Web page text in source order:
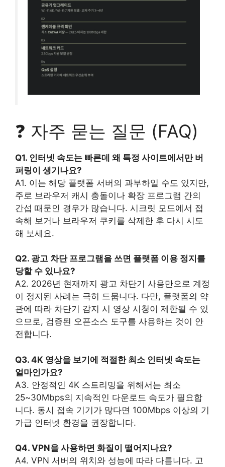
❓ 자주 묻는 질문 (FAQ)
Q1. 인터넷 속도는 빠른데 왜 특정 사이트에서만 버
퍼링이 생기나요?
A1. 이는 해당 플랫폼 서버의 과부하일 수도 있지만,
주로 브라우저 캐시 충돌이나 확장 프로그램 간의
간섭 때문인 경우가 많습니다. 시크릿 모드에서 접
속해 보거나 브라우저 쿠키를 삭제한 후 다시 시도
해 보세요.
Q2. 광고 차단 프로그램을 쓰면 플랫폼 이용 정지를
당할 수 있나요?
A2. 2026년 현재까지 광고 차단기 사용만으로 계정
이 정지된 사례는 극히 드뭅니다. 다만, 플랫폼의 약
관에 따라 차단기 감지 시 영상 시청이 제한될 수 있
으므로, 검증된 오픈소스 도구를 사용하는 것이 안
전합니다.
Q3. 4K 영상을 보기에 적절한 최소 인터넷 속도는
얼마인가요?
A3. 안정적인 4K 스트리밍을 위해서는 최소
25~30Mbps의 지속적인 다운로드 속도가 필요합
니다. 동시 접속 기기가 많다면 100Mbps 이상의 기
가급 인터넷 환경을 권장합니다.
Q4. VPN을 사용하면 화질이 떨어지나요?
A4. VPN 서버의 위치와 성능에 따라 다릅니다. 고